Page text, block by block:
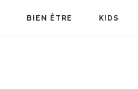
BIEN ÊTRE KIDS